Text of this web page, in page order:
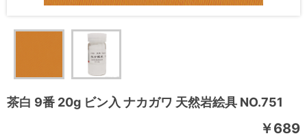
茶白 9番 20g ビン入 ナカガワ 天然岩絵具 NO.751
￥689